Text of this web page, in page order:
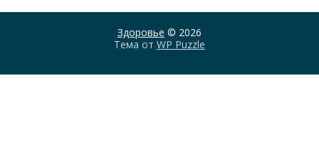
Здоровье © 2026
Тема от WP Puzzle